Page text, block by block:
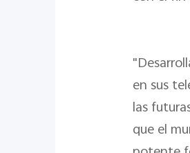
en sus
las
que el